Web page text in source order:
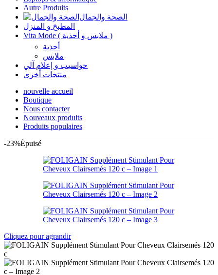
Autre Produits
الصحة والجمال
المطبخ و المنزل
Vita Mode ( ملابس و أحذية )
أحذية
ملابس
حواسيب و إعلام آلي
منتجات أخرى
nouvelle accueil
Boutique
Nous contacter
Nouveaux produits
Produits populaires
-23%Épuisé
Cliquez pour agrandir